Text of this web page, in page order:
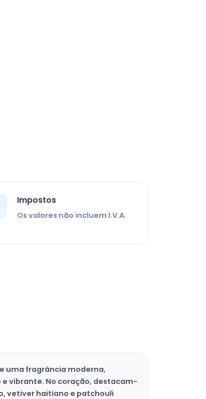
Impostos
Os valores não incluem I.V.A.
uma fragrância moderna,
vibrante. No coração, destacam-
vetiver haitiano e patchouli